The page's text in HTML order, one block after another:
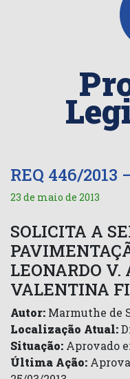
REQ 446/2013
23 de maio de 2013
SOLICITA A
LEONARDO V.
VALENTINA
Autor: Marmuthe de
Localização Atual:
Situação: Aprovado
Última Ação: